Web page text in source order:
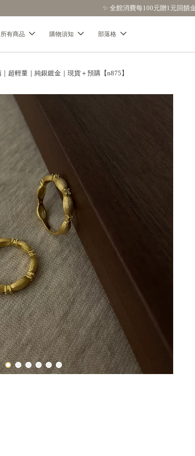
所有商品 購物須知 部落格
超輕量｜純銀鍍金｜現貨＋預購【n875】